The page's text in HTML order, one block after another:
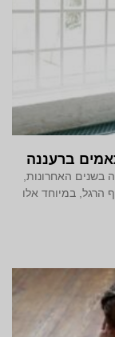
ברעננה
בשנים האחרונות,
הרגל, במיוחד אלו